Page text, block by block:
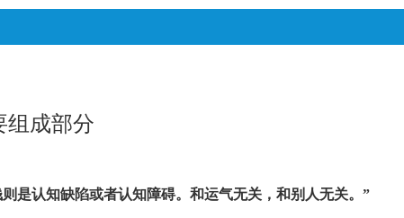
组成部分
认知缺陷或者认知障碍。和运气无关，和别人无关。”